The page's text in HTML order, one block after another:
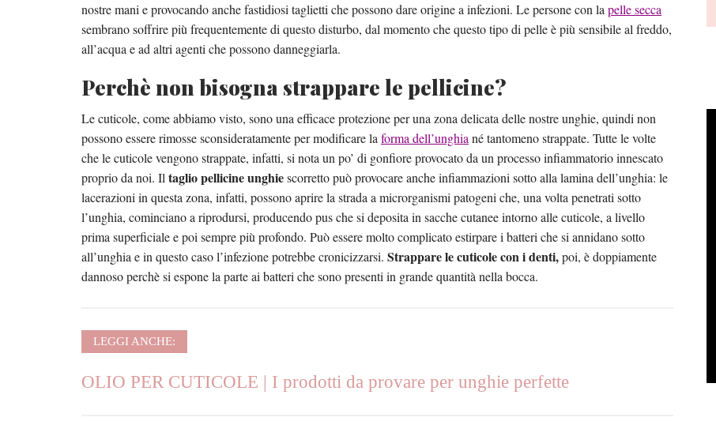
nostre mani e provocando anche fastidiosi taglietti che possono dare origine a infezioni. Le persone con lapelle secca
sembrano soffrire più frequentemente di questo disturbo, dal momento che questo tipo di pelle è più sensibile al freddo,
all’acqua e ad altri agenti che possono danneggiarla.
Perchè non bisogna strappare le pellicine?
Le cuticole, come abbiamo visto, sono una efficace protezione per una zona delicata delle nostre unghie, quindi non
possono essere rimosse sconsideratamente per modificare laforma dell’unghiané tantomeno strappate. Tutte le volte
che le cuticole vengono strappate, infatti, si nota un po’ di gonfiore provocato da un processo infiammatorio innescato
proprio da noi. Iltaglio pellicine unghiescorretto può provocare anche infiammazioni sotto alla lamina dell’unghia: le
lacerazioni in questa zona, infatti, possono aprire la strada a microrganismi patogeni che, una volta penetrati sotto
l’unghia, cominciano a riprodursi, producendo pus che si deposita in sacche cutanee intorno alle cuticole, a livello
prima superficiale e poi sempre più profondo. Può essere molto complicato estirpare i batteri che si annidano sotto
all’unghia e in questo caso l’infezione potrebbe cronicizzarsi. Strappare le cuticole con i denti,poi, è doppiamente
dannoso perchè si espone la parte ai batteri che sono presenti in grande quantità nella bocca.
LEGGI ANCHE:
OLIO PER CUTICOLE | I prodotti da provare per unghie perfette